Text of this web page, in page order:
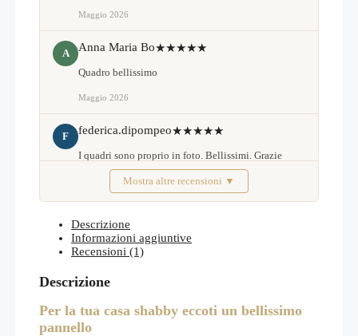
Maggio 2026
A Anna Maria Bo★★★★★
Quadro bellissimo
Maggio 2026
F federica.dipompeo★★★★★
I quadri sono proprio in foto. Bellissimi. Grazie
Febbraio 2026Mostra altre recensioni ▼
Descrizione
Informazioni aggiuntive
Recensioni (1)
Descrizione
Per la tua casa shabby eccoti un bellissimo
pannello